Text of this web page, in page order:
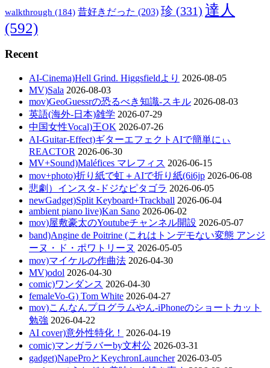
walkthrough (184) 昔好きだった (203) 珍 (331) 達人
(592)
Recent
AI-Cinema)Hell Grind. Higgsfieldより 2026-08-05
MV)Sala 2026-08-03
mov)GeoGuessrの恐るべき知識-スキル 2026-08-03
英語(海外-日本)雑学 2026-07-29
中国女性Vocal)王OK 2026-07-26
AI-Guitar-Effect)ギターエフェクトAIで簡単にぃ
REACTOR 2026-06-30
MV+Sound)Maléfices マレフィス 2026-06-15
mov+photo)折り紙で虹＋AIで折り紙(6i6jp 2026-06-08
悲劇）インスタ-ドジなピタゴラ 2026-06-05
newGadget)Split Keyboard+Trackball 2026-06-04
ambient piano live)Kan Sano 2026-06-02
mov)屋敷豪太のYoutubeチャンネル開設 2026-05-07
band)Angine de Poitrine (これはトンデモない変態 アンジ
ーヌ・ド・ポワトリーヌ 2026-05-05
mov)マイケルの作曲法 2026-04-30
MV)odol 2026-04-30
comic)ワンダンス 2026-04-30
femaleVo-G) Tom White 2026-04-27
mov)こんなんプログラムやん-iPhoneのショートカット
勉強 2026-04-22
AI cover)意外性特化！
2026-04-19
comic)マンガラバーby文村公 2026-03-31
gadget)NapeProとKeychronLauncher 2026-03-05